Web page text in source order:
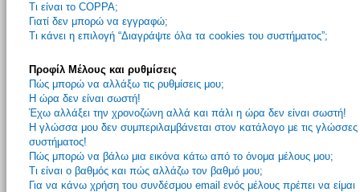
Τι είναι το COPPA;
Γιατί δεν μπορώ να εγγραφώ;
Τι κάνει η επιλογή “Διαγράψτε όλα τα cookies του συστήματος”;
Προφίλ Μέλους και ρυθμίσεις
Πώς μπορώ να αλλάξω τις ρυθμίσεις μου;
Η ώρα δεν είναι σωστή!
Έχω αλλάξει την χρονοζώνη αλλά και πάλι η ώρα δεν είναι σωστή!
Η γλώσσα μου δεν συμπεριλαμβάνεται στον κατάλογο με τις γλώσσες
συστήματος!
Πώς μπορώ να βάλω μια εικόνα κάτω από το όνομα μέλους μου;
Τι είναι ο βαθμός και πώς αλλάζω τον βαθμό μου;
Για να κάνω χρήση του συνδέσμου email ενός μέλους πρέπει να είμαι